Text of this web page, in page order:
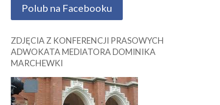
Polub na Facebooku
ZDJĘCIA Z KONFERENCJI PRASOWYCH
ADWOKATA MEDIATORA DOMINIKA
MARCHEWKI